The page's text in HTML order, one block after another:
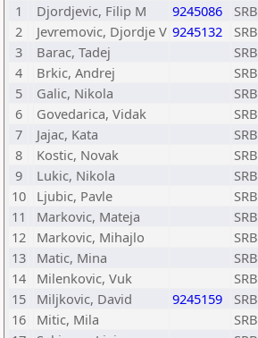
1
Djordjevic, Filip M 9245086 SRB
2
Jevremovic, Djordje V 9245132 SRB
3
Barac, Tadej SRB
4
Brkic, Andrej SRB
5
Galic, Nikola SRB
6
Govedarica, Vidak SRB
7
Jajac, Kata SRB
8
Kostic, Novak SRB
9
Lukic, Nikola SRB
10
Ljubic, Pavle SRB
11
Markovic, Mateja SRB
12
Markovic, Mihajlo SRB
13
Matic, Mina SRB
14
Milenkovic, Vuk SRB
15
Miljkovic, David 9245159 SRB
16
Mitic, Mila SRB